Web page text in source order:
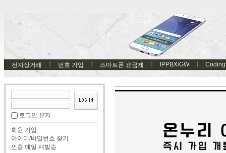
전자상거래 번호 가입 스마트폰 요금제 IPPBX/GW Coding
로그인 유지
회원 가입
아이디/비밀번호 찾기
인증 메일 재발송